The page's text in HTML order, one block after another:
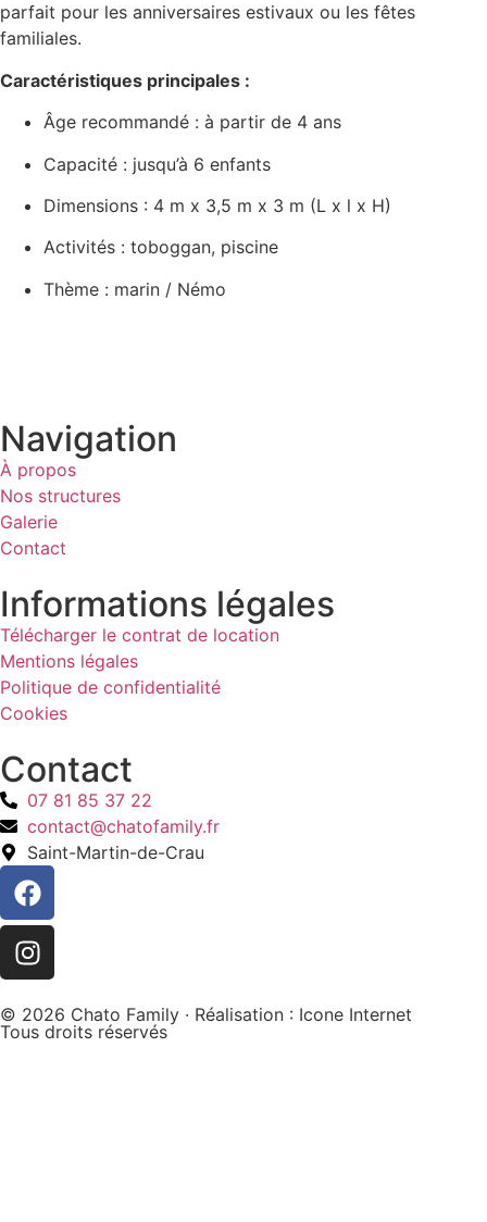
parfait pour les anniversaires estivaux ou les fêtes
familiales.
Caractéristiques principales :
Âge recommandé : à partir de 4 ans
Capacité : jusqu’à 6 enfants
Dimensions : 4 m x 3,5 m x 3 m (L x l x H)
Activités : toboggan, piscine
Thème : marin / Némo
Navigation
À propos
Nos structures
Galerie
Contact
Informations légales
Télécharger le contrat de location
Mentions légales
Politique de confidentialité
Cookies
Contact
07 81 85 37 22
contact@chatofamily.fr
Saint-Martin-de-Crau
© 2026 Chato Family · Réalisation : Icone Internet
Tous droits réservés